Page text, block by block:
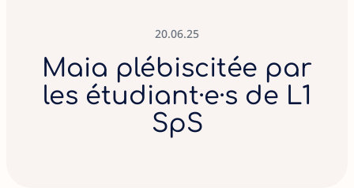
20.06.25
Maia plébiscitée par
les étudiant·e·s de L1
SpS